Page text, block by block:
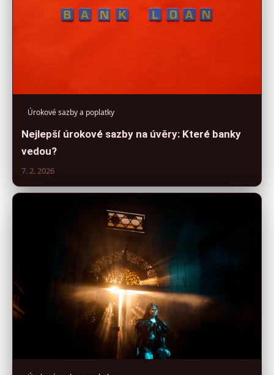
Úrokové sazby a poplatky
Nejlepší úrokové sazby na úvěry: Které banky
vedou?
7. 2. 2026